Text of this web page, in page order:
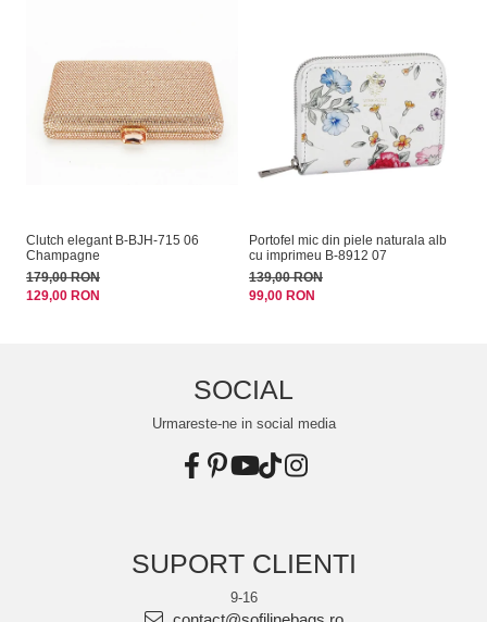
Clutch elegant B-BJH-715 06
Champagne
179,00 RON
129,00 RON
Portofel mic din piele naturala alb
cu imprimeu B-8912 07
139,00 RON
99,00 RON
SOCIAL
Urmareste-ne in social media
SUPORT CLIENTI
9-16